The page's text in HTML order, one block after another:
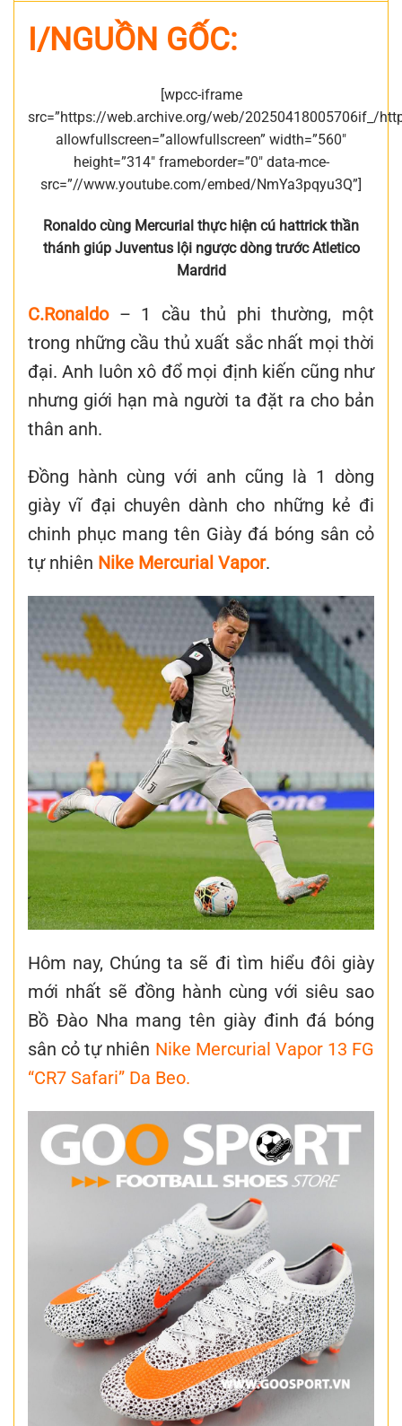
I/NGUỒN GỐC:
[wpcc-iframe
src=”https://web.archive.org/web/20250418005706if_/
allowfullscreen=”allowfullscreen” width=”560″
height=”314″ frameborder=”0″ data-mce-
src=”//www.youtube.com/embed/NmYa3pqyu3Q”]
Ronaldo cùng Mercurial thực hiện cú hattrick thần
thánh giúp Juventus lội ngược dòng trước Atletico
Mardrid
C.Ronaldo – 1 cầu thủ phi thường, một
trong những cầu thủ xuất sắc nhất mọi thời
đại. Anh luôn xô đổ mọi định kiến cũng như
nhưng giới hạn mà người ta đặt ra cho bản
thân anh.
Đồng hành cùng với anh cũng là 1 dòng
giày vĩ đại chuyên dành cho những kẻ đi
chinh phục mang tên Giày đá bóng sân cỏ
tự nhiên Nike Mercurial Vapor.
Hôm nay, Chúng ta sẽ đi tìm hiểu đôi giày
mới nhất sẽ đồng hành cùng với siêu sao
Bồ Đào Nha mang tên giày đinh đá bóng
sân cỏ tự nhiên Nike Mercurial Vapor 13 FG
“CR7 Safari” Da Beo.